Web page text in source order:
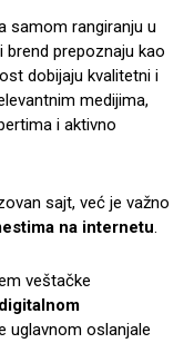
samom rangiranju u
prepoznaju kao
dobijaju kvalitetni i
medijima,
i aktivno
sajt, već je važno
na internetu.
veštačke
digitalnom
uglavnom oslanjale